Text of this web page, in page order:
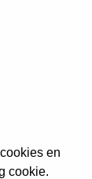
en
cookie.